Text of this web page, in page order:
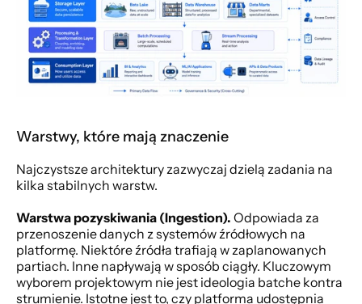
Warstwy, które mają znaczenie
Najczystsze architektury zazwyczaj dzielą zadania na
kilka stabilnych warstw.
Warstwa pozyskiwania (Ingestion). Odpowiada za
przenoszenie danych z systemów źródłowych na
platformę. Niektóre źródła trafiają w zaplanowanych
partiach. Inne napływają w sposób ciągły. Kluczowym
wyborem projektowym nie jest ideologia batche kontra
strumienie. Istotne jest to, czy platforma udostępnia